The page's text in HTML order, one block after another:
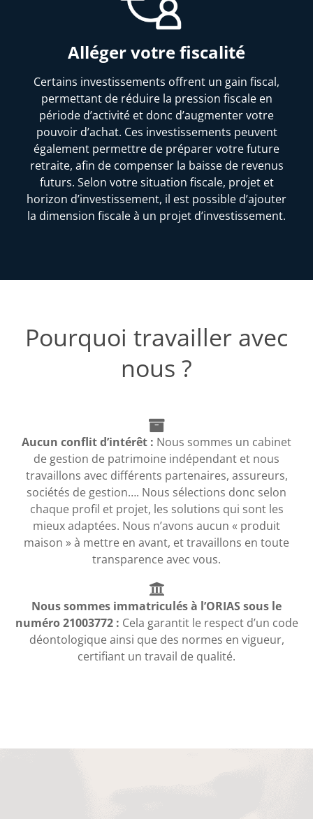
Alléger votre fiscalité
Certains investissements offrent un gain fiscal,
permettant de réduire la pression fiscale en
période d’activité et donc d’augmenter votre
pouvoir d’achat. Ces investissements peuvent
également permettre de préparer votre future
retraite, afin de compenser la baisse de revenus
futurs. Selon votre situation fiscale, projet et
horizon d’investissement, il est possible d’ajouter
la dimension fiscale à un projet d’investissement.
Pourquoi travailler avec
nous ?
Aucun conflit d’intérêt : Nous sommes un cabinet
de gestion de patrimoine indépendant et nous
travaillons avec différents partenaires, assureurs,
sociétés de gestion…. Nous sélections donc selon
chaque profil et projet, les solutions qui sont les
mieux adaptées. Nous n’avons aucun « produit
maison » à mettre en avant, et travaillons en toute
transparence avec vous.
Nous sommes immatriculés à l’ORIAS sous le
numéro 21003772 : Cela garantit le respect d’un code
déontologique ainsi que des normes en vigueur,
certifiant un travail de qualité.